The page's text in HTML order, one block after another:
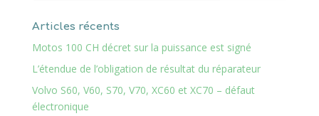
Articles récents
Motos 100 CH décret sur la puissance est signé
L’étendue de l’obligation de résultat du réparateur
Volvo S60, V60, S70, V70, XC60 et XC70 – défaut
électronique